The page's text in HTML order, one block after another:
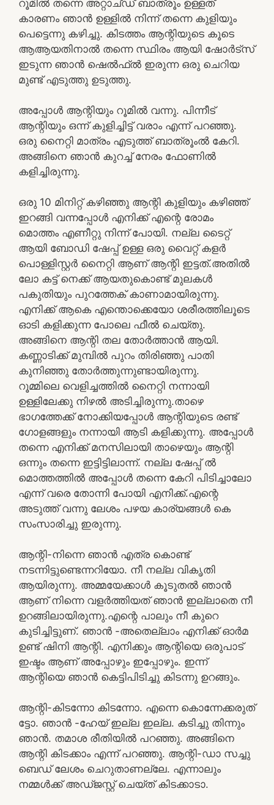
റൂമിൽ തന്നെ അറ്റാച്ഡ് ബാത്രൂം ഉള്ളത്
കാരണം ഞാൻ ഉള്ളിൽ നിന്ന് തന്നെ കുളിയും
പെട്ടെന്നു കഴിച്ചു. കിടത്തം ആന്റിയുടെ കൂടെ
ആആയതിനാൽ തന്നെ സ്ഥിരം ആയി ഷോർട്സ്
ഇടുന്ന ഞാൻ ഷെൽഫ്ൽ ഇരുന്ന ഒരു ചെറിയ
മുണ്ട് എടുത്തു ഉടുത്തു.
അപ്പോൾ ആന്റിയും റൂമിൽ വന്നു. പിന്നീട്
ആന്റിയും ഒന്ന് കുളിച്ചിട്ട് വരാം എന്ന് പറഞ്ഞു.
ഒരു നൈറ്റി മാത്രം എടുത്ത് ബാത്രൂംൽ കേറി.
അങ്ങിനെ ഞാൻ കുറച്ച് നേരം ഫോണിൽ
കളിച്ചിരുന്നു.
ഒരു 10 മിനിറ്റ് കഴിഞ്ഞു ആന്റി കുളിയും കഴിഞ്ഞ്
ഇറങ്ങി വന്നപ്പോൾ എനിക്ക് എന്റെ രോമം
മൊത്തം എണീറ്റു നിന്ന് പോയി. നല്ല ടൈറ്റ്
ആയി ബോഡി ഷേപ്പ് ഉള്ള ഒരു വൈറ്റ് കളർ
പൊള്ളിസ്റ്റർ നൈറ്റി ആണ് ആന്റി ഇട്ടത്.അതിൽ
ലോ കട്ട്‌ നെക്ക് ആയതുകൊണ്ട് മുലകൾ
പകുതിയും പുറത്തേക് കാണാമായിരുന്നു.
എനിക്ക് ആകെ എന്തൊക്കെയോ ശരീരത്തിലൂടെ
ഓടി കളിക്കുന്ന പോലെ ഫീൽ ചെയ്തു.
അങ്ങിനെ ആന്റി തല തോർത്താൻ ആയി.
കണ്ണാടിക്ക് മുമ്പിൽ പുറം തിരിഞ്ഞു പാതി
കുനിഞ്ഞു തോർത്തുന്നുണ്ടായിരുന്നു.
റൂമ്മിലെ വെളിച്ചത്തിൽ നൈറ്റി നന്നായി
ഉള്ളിലേക്കു നിഴൽ അടിച്ചിരുന്നു.താഴെ
ഭാഗത്തേക്ക്‌ നോക്കിയപ്പോൾ ആന്റിയുടെ രണ്ട്
ഗോളങ്ങളും നന്നായി ആടി കളിക്കുന്നു. അപ്പോൾ
തന്നെ എനിക്ക് മനസിലായി താഴെയും ആന്റി
ഒന്നും തന്നെ ഇട്ടിട്ടിലാന്ന്. നല്ല ഷേപ്പ് ൽ
മൊത്തത്തിൽ അപ്പോൾ തന്നെ കേറി പിടിച്ചാലോ
എന്ന് വരെ തോന്നി പോയി എനിക്ക്.എന്റെ
അടുത്ത് വന്നു ലേശം പഴയ കാര്യങ്ങൾ കെ
സംസാരിച്ചു ഇരുന്നു.
ആന്റി-നിന്നെ ഞാൻ എത്ര കൊണ്ട്
നടന്നിട്ടുണ്ടെന്നറിയോ. നീ നല്ല വികൃതി
ആയിരുന്നു. അമ്മയേക്കാൾ കൂടുതൽ ഞാൻ
ആണ് നിന്നെ വളർത്തിയത് ഞാൻ ഇല്ലാതെ നീ
ഉറങ്ങിലായിരുന്നു.എന്റെ പാലും നീ കുറെ
കുടിച്ചിട്ടുണ്. ഞാൻ -അതെല്ലാം എനിക്ക് ഓർമ
ഉണ്ട് ഷിനി ആന്റി. എനിക്കും ആന്റിയെ ഒരുപാട്
ഇഷ്ടം ആണ് അപ്പോഴും ഇപ്പോഴും. ഇന്ന്
ആന്റിയെ ഞാൻ കെട്ടിപിടിച്ചു കിടന്നു ഉറങ്ങും.
ആന്റി-കിടന്നോ കിടന്നോ. എന്നെ കൊന്നേക്കരുത്
ട്ടോ. ഞാൻ -ഹേയ് ഇല്ല ഇല്ല. കടിച്ചു തിന്നും
ഞാൻ. തമാശ രീതിയിൽ പറഞ്ഞു. അങ്ങിനെ
ആന്റി കിടക്കാം എന്ന് പറഞ്ഞു. ആന്റി-ഡാ സച്ചു
ബെഡ് ലേശം ചെറുതാണല്ലേ. എന്നാലും
നമ്മൾക്ക് അഡ്ജസ്റ്റ് ചെയ്ത് കിടക്കാടാ.